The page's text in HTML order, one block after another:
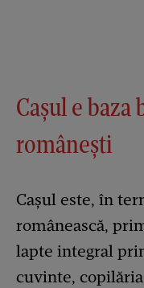
Cașul e
românești
Cașul este, în
românească,
lapte integral
cuvinte,